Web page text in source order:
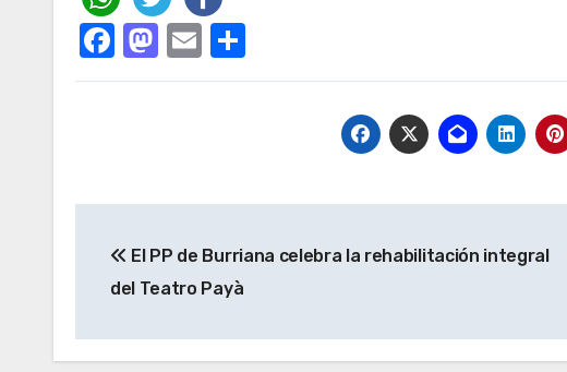
Facebook
Mastodon
Email
de
El PP de Burriana celebra la rehabilitación integral
del Teatro Payà